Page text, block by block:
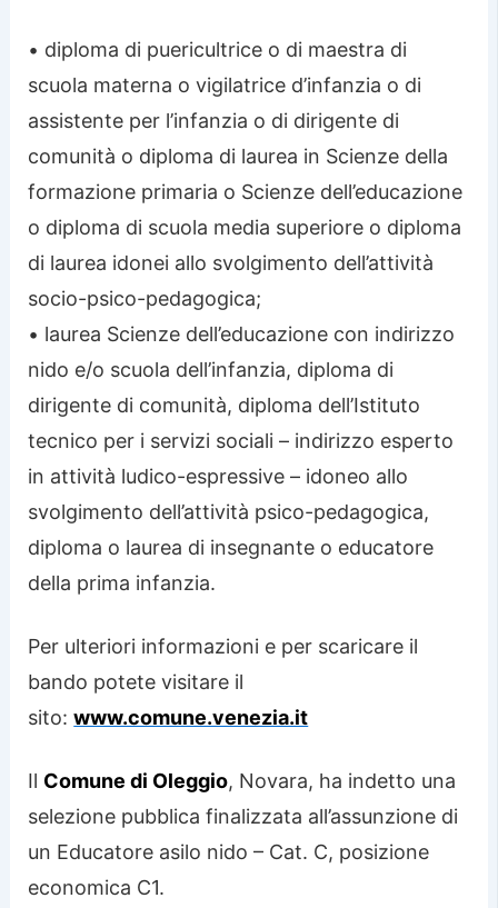
• diploma di puericultrice o di maestra di
scuola materna o vigilatrice d’infanzia o di
assistente per l’infanzia o di dirigente di
comunità o diploma di laurea in Scienze della
formazione primaria o Scienze dell’educazione
o diploma di scuola media superiore o diploma
di laurea idonei allo svolgimento dell’attività
socio-psico-pedagogica;
• laurea Scienze dell’educazione con indirizzo
nido e/o scuola dell’infanzia, diploma di
dirigente di comunità, diploma dell’Istituto
tecnico per i servizi sociali – indirizzo esperto
in attività ludico-espressive – idoneo allo
svolgimento dell’attività psico-pedagogica,
diploma o laurea di insegnante o educatore
della prima infanzia.
Per ulteriori informazioni e per scaricare il
bando potete visitare il
sito:www.comune.venezia.it
Il Comune di Oleggio, Novara, ha indetto una
selezione pubblica finalizzata all’assunzione di
un Educatore asilo nido – Cat. C, posizione
economica C1.